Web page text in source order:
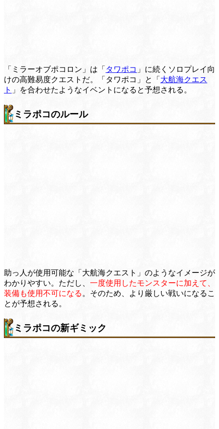
「ミラーオブポコロン」は「 タワポコ 」に続くソロプレイ向
けの高難易度クエストだ。「タワポコ」と「 大航海クエス
ト 」を合わせたようなイベントになると予想される。
ミラポコのルール
助っ人が使用可能な「大航海クエスト」のようなイメージが
わかりやすい。ただし、 一度使用したモンスターに加えて、
装備も使用不可になる 。そのため、より厳しい戦いになるこ
とが予想される。
ミラポコの新ギミック